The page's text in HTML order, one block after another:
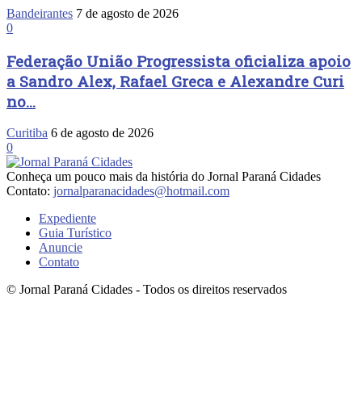
Bandeirantes 7 de agosto de 2026
0
Federação União Progressista oficializa apoio
a Sandro Alex, Rafael Greca e Alexandre Curi
no...
Curitiba 6 de agosto de 2026
0
Conheça um pouco mais da história do Jornal Paraná Cidades
Contato: jornalparanacidades@hotmail.com
Expediente
Guia Turístico
Anuncie
Contato
© Jornal Paraná Cidades - Todos os direitos reservados